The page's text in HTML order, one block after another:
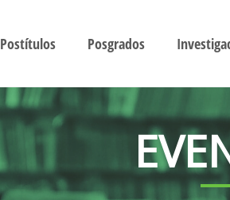
Postítulos Posgrados